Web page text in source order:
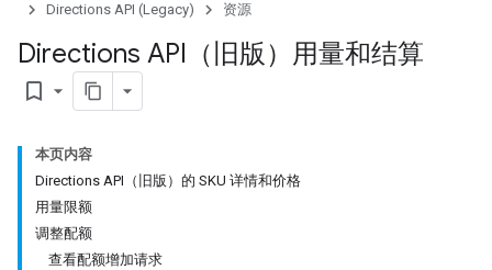
Directions API (Legacy)
资源
Directions API（旧版）用量和结算
bookmark_border
本页内容
Directions API（旧版）的 SKU 详情和价格
用量限额
调整配额
查看配额增加请求